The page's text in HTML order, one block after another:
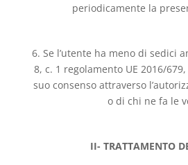
periodicamente la
6. Se l’utente ha meno di sedici
8, c. 1 regolamento UE 2016/
suo consenso attraverso
o di chi ne fa le
II- TRATTAMENTO